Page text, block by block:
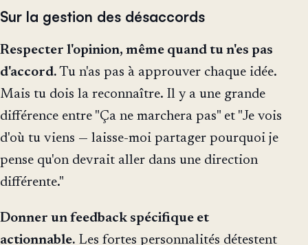
Sur la gestion des désaccords
Respecter l'opinion, même quand tu n'es pas
d'accord. Tu n'as pas à approuver chaque idée.
Mais tu dois la reconnaître. Il y a une grande
différence entre "Ça ne marchera pas" et "Je vois
d'où tu viens — laisse-moi partager pourquoi je
pense qu'on devrait aller dans une direction
différente."
Donner un feedback spécifique et
actionnable. Les fortes personnalités détestent